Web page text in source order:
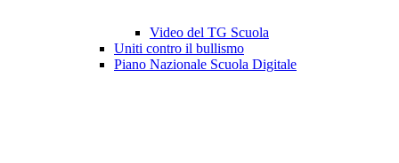
Video del TG Scuola
Uniti contro il bullismo
Piano Nazionale Scuola Digitale